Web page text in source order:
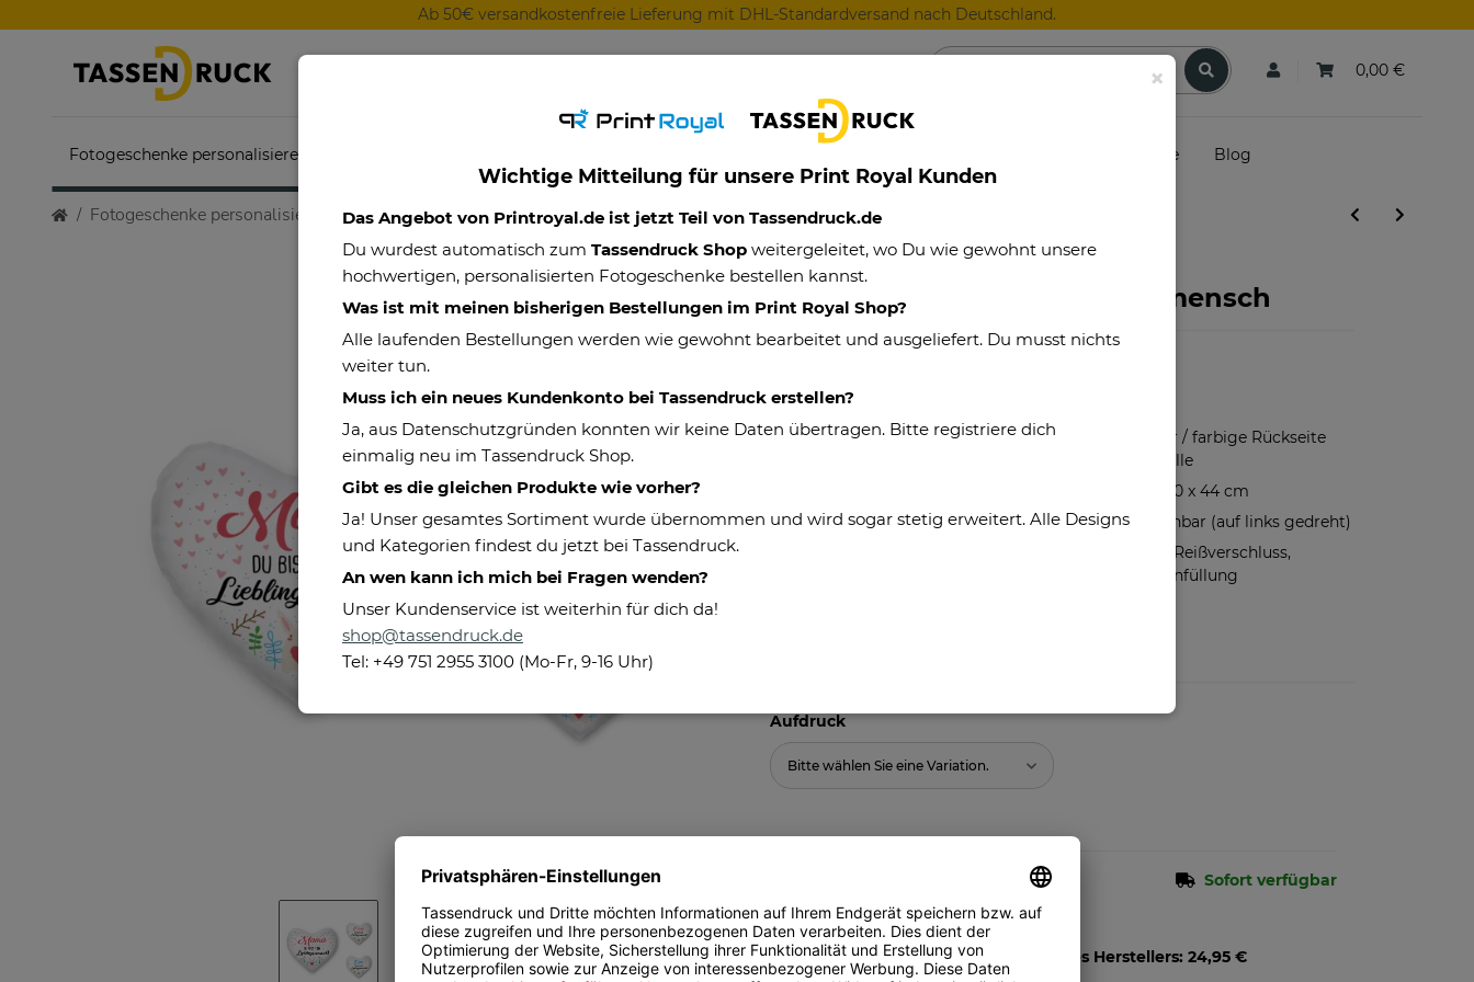
Ab 50€ versandkostenfreie Lieferung mit DHL-Standardversand nach Deutschland.
0,00 €
Fotogeschenke personalisieren Gutscheine Blog
Fotogeschenke personalisieren Motivtassen Herz-Kissen - Mein Lieblingsmensch
Herz-Kissen - Mein Lieblingsmensch
Artikelnummer:
Material:
100% Polyester / farbige Rückseite
100% Baumwolle
Kissenbezug 40 x 44 cm
Pflegehinweis:
Bis 40°C waschbar (auf links gedreht)
Hochwertiger Reißverschluss,
inklusive Kissenfüllung
Aufdruck
Bitte wählen Sie eine Variation.
Sofort verfügbar
inkl. 19% MwSt. , zzgl. Versand
Alter Preis: 24,95 €
Unverbindliche Preisempfehlung des Herstellers: 24,95 €
×
Wichtige Mitteilung für unsere Print Royal Kunden
Das Angebot von Printroyal.de ist jetzt Teil von Tassendruck.de
Du wurdest automatisch zum Tassendruck Shop weitergeleitet, wo Du wie gewohnt unsere
hochwertigen, personalisierten Fotogeschenke bestellen kannst.
Was ist mit meinen bisherigen Bestellungen im Print Royal Shop?
Alle laufenden Bestellungen werden wie gewohnt bearbeitet und ausgeliefert. Du musst nichts
weiter tun.
Muss ich ein neues Kundenkonto bei Tassendruck erstellen?
Ja, aus Datenschutzgründen konnten wir keine Daten übertragen. Bitte registriere dich
einmalig neu im Tassendruck Shop.
Gibt es die gleichen Produkte wie vorher?
Ja! Unser gesamtes Sortiment wurde übernommen und wird sogar stetig erweitert. Alle Designs
und Kategorien findest du jetzt bei Tassendruck.
An wen kann ich mich bei Fragen wenden?
Unser Kundenservice ist weiterhin für dich da!
shop@tassendruck.de
Tel: +49 751 2955 3100 (Mo-Fr, 9-16 Uhr)